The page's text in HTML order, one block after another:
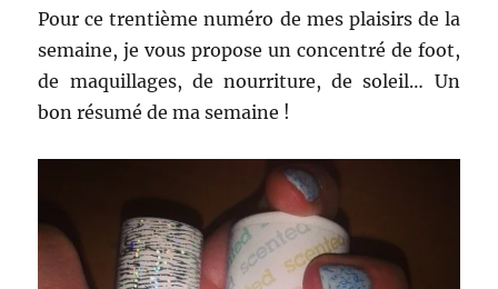
Pour ce trentième numéro de mes plaisirs de la
semaine, je vous propose un concentré de foot,
de maquillages, de nourriture, de soleil… Un
bon résumé de ma semaine !